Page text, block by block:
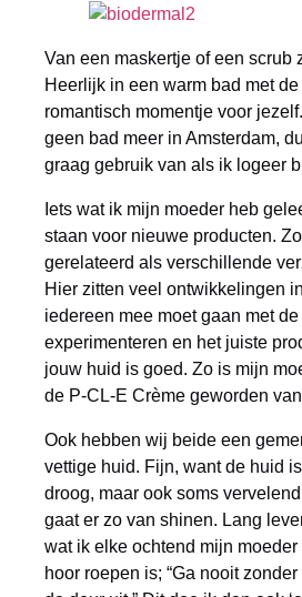
Van een maskertje of een scrub
Heerlijk in een warm bad met
romantisch momentje voor
geen bad meer in Amsterdam,
graag gebruik van als ik logeer
Iets wat ik mijn moeder heb
staan voor nieuwe producten.
gerelateerd als verschillende
Hier zitten veel ontwikkelingen
iedereen mee moet gaan met
experimenteren en het juiste
jouw huid is goed. Zo is mijn
de P-CL-E Crème geworden
Ook hebben wij beide een
vettige huid. Fijn, want de huid
droog, maar ook soms
gaat er zo van shinen. Lang
wat ik elke ochtend mijn
hoor roepen is; “Ga nooit